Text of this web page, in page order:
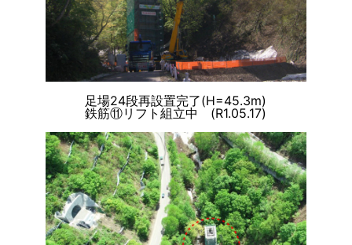
足場24段再設置完了(H=45.3m)
鉄筋⑪リフト組立中 (R1.05.17)